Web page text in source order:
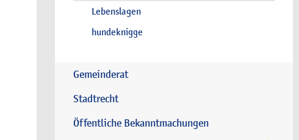
Lebenslagen
hundeknigge
Gemeinderat
Stadtrecht
Öffentliche Bekanntmachungen